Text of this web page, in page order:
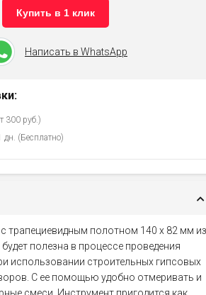
Купить в 1 клик
Написать в WhatsApp
300 руб.)
дн. (Бесплатно)
трапециевидным полотном 140 х 82 мм из
полезна в процессе проведения
использовании строительных гипсовых
С ее помощью удобно отмеривать и